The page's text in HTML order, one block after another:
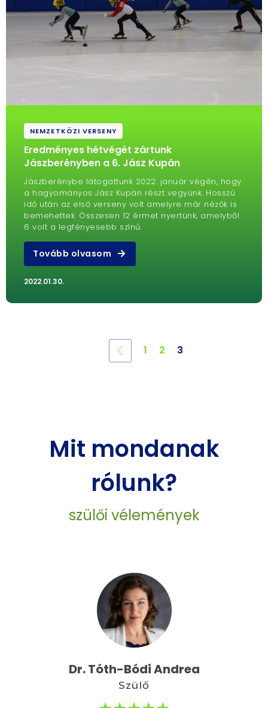
NEMZETKÖZI VERSENY
Eredményes hétvégét zártunk
Jászberényben a 6. Jász Kupán
Jászberénybe látogattunk 2022. január végén, hogy
a hagyományos Jász Kupán részt vegyünk. Hosszú
idő után az első verseny volt amelyre már nézők is
bemehettek. Összesen 12 érmet nyertünk, amelyből
6 volt a legfényesebb színű.
Tovább olvasom
2022.01.30.
1 2 3
Mit mondanak
rólunk?
szülői vélemények
Dr. Tóth-Bódi Andrea
Szülő